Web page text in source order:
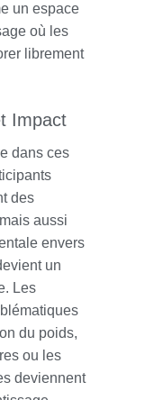
un espace
où les
librement
Impact
dans ces
des
aussi
envers
un
Les
du poids,
ou les
deviennent